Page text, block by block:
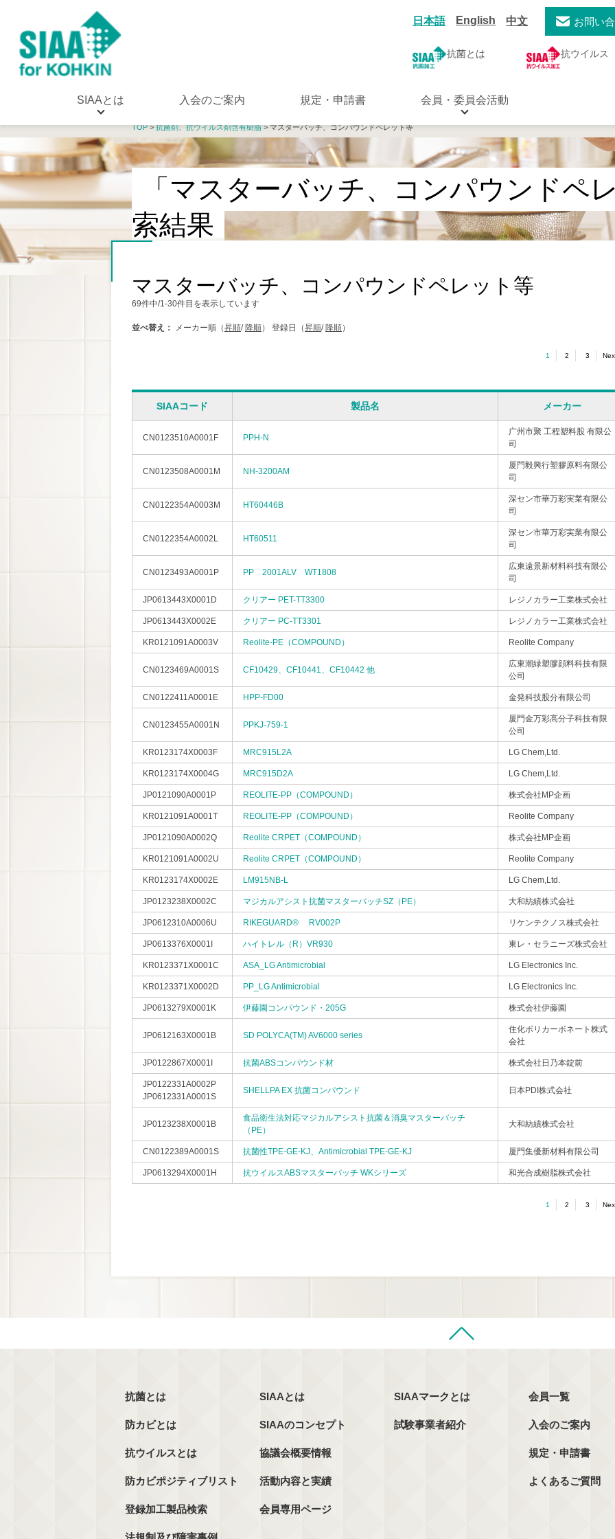
日本語 English 中文 お問い
抗菌とは 抗ウイルス
SIAAとは 入会のご案内 規定・申請書 会員・委員会活動
TOP>抗菌剤、抗ウイルス剤含有樹脂> マスターバッチ、コンパウンドペレット等
「マスターバッチ、コンパウンドペ
索結果
マスターバッチ、コンパウンドペレット等
69件中/1-30件目を表示しています
並べ替え： メーカー順（昇順/ 降順） 登録日（昇順/ 降順）
1 2 3
SIAAコード 製品名 メーカー
CN0123510A0001F PPH-N
广州市聚 工程塑料股 有限公
司
CN0123508A0001M NH-3200AM
厦門毅興行塑膠原料有限公
司
CN0122354A0003M HT60446B
深セン市華万彩実業有限公
司
CN0122354A0002L HT60511
深セン市華万彩実業有限公
司
CN0123493A0001P PP 2001ALV WT1808
広東遠景新材料科技有限公
司
JP0613443X0001D クリアー PET-TT3300 レジノカラー工業株式会社
JP0613443X0002E クリアー PC-TT3301 レジノカラー工業株式会社
KR0121091A0003V Reolite-PE（COMPOUND） Reolite Company
CN0123469A0001S CF10429、CF10441、CF10442 他
広東潮緑塑膠顔料科技有限
公司
CN0122411A0001E HPP-FD00 金発科技股分有限公司
CN0123455A0001N PPKJ-759-1
厦門金万彩高分子科技有限
公司
KR0123174X0003F MRC915L2A LG Chem,Ltd.
KR0123174X0004G MRC915D2A LG Chem,Ltd.
JP0121090A0001P REOLITE-PP（COMPOUND） 株式会社MP企画
KR0121091A0001T REOLITE-PP（COMPOUND） Reolite Company
JP0121090A0002Q Reolite CRPET（COMPOUND） 株式会社MP企画
KR0121091A0002U Reolite CRPET（COMPOUND） Reolite Company
KR0123174X0002E LM915NB-L LG Chem,Ltd.
JP0123238X0002C マジカルアシスト抗菌マスターバッチSZ（PE） 大和紡績株式会社
JP0612310A0006U RIKEGUARD® RV002P リケンテクノス株式会社
JP0613376X0001I ハイトレル（R）VR930 東レ・セラニーズ株式会社
KR0123371X0001C ASA_LG Antimicrobial LG Electronics Inc.
KR0123371X0002D PP_LG Antimicrobial LG Electronics Inc.
JP0613279X0001K 伊藤園コンパウンド・205G 株式会社伊藤園
JP0612163X0001B SD POLYCA(TM) AV6000 series
住化ポリカーボネート株式
会社
JP0122867X0001I 抗菌ABSコンパウンド材 株式会社日乃本錠前
JP0122331A0002P
JP0612331A0001S
SHELLPA EX 抗菌コンパウンド 日本PDI株式会社
JP0123238X0001B
食品衛生法対応マジカルアシスト抗菌＆消臭マスターバッチ
（PE）
大和紡績株式会社
CN0122389A0001S 抗菌性TPE-GE-KJ、Antimicrobial TPE-GE-KJ 厦門集優新材料有限公司
JP0613294X0001H 抗ウイルスABSマスターバッチ WKシリーズ 和光合成樹脂株式会社
1 2 3
抗菌とは
防カビとは
抗ウイルスとは
防カビポジティブリスト
登録加工製品検索
SIAAとは
SIAAのコンセプト
協議会概要情報
活動内容と実績
会員専用ページ
SIAAマークとは
試験事業者紹介
会員一覧
入会のご案内
規定・申請書
よくあるご質問